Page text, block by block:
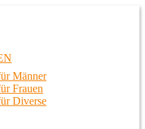
Berlin
Männer
Frauen
Diverse